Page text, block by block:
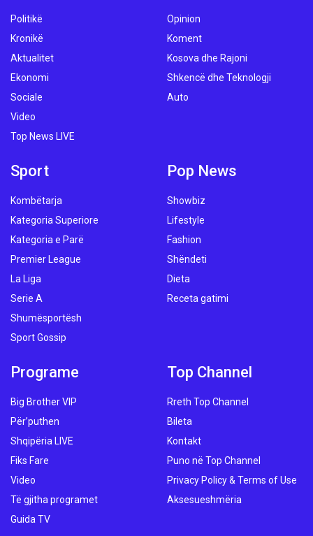
Politikë
Kronikë
Aktualitet
Ekonomi
Sociale
Video
Top News LIVE
Opinion
Koment
Kosova dhe Rajoni
Shkencë dhe Teknologji
Auto
Sport
Kombëtarja
Kategoria Superiore
Kategoria e Parë
Premier League
La Liga
Serie A
Shumësportësh
Sport Gossip
Pop News
Showbiz
Lifestyle
Fashion
Shëndeti
Dieta
Receta gatimi
Programe
Big Brother VIP
Për’puthen
Shqipëria LIVE
Fiks Fare
Video
Të gjitha programet
Guida TV
Top Channel
Rreth Top Channel
Bileta
Kontakt
Puno në Top Channel
Privacy Policy & Terms of Use
Aksesueshmëria